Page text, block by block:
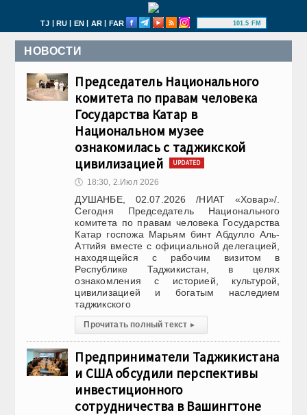
TJ | RU | EN | AR | FAR 101.5 FM
НОВОСТИ
Председатель Национального
комитета по правам человека
Государства Катар в
Национальном музее
ознакомилась с таджикской
цивилизацией
UPDATED
🕔 18:30, 2.Июл 2026
ДУШАНБЕ, 02.07.2026 /НИАТ «Ховар»/.
Сегодня Председатель Национального
комитета по правам человека Государства
Катар госпожа Марьям бинт Абдулло Аль-
Аттийя вместе с официальной делегацией,
находящейся с рабочим визитом в
Республике Таджикистан, в целях
ознакомления с историей, культурой,
цивилизацией и богатым наследием
таджикского
Прочитать полный текст ▸
Предприниматели Таджикистана
и США обсудили перспективы
инвестиционного
сотрудничества в Вашингтоне